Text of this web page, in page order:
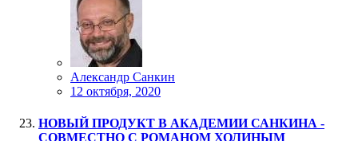
Александр Санкин
12 октября, 2020
НОВЫЙ ПРОДУКТ В АКАДЕМИИ САНКИНА -
СОВМЕСТНО С РОМАНОМ ХОЛИНЫМ